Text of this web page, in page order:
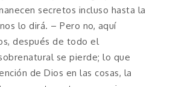
secretos incluso hasta la
lo dirá. – Pero no, aquí
después de todo el
se pierde; lo que
de Dios en las cosas, la